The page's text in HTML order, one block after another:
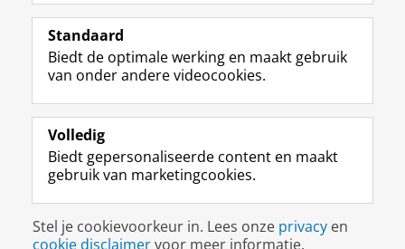
Volg de RUG
F
a
e
b
o
p
a
i
n
a
L
i
k
e
I
-
p
g
i
n
R
S
-
f
e
R
k
s
u
I
n
t
r
m
c
c
o
Y
o
T
e
k
a
a
Studiekiezers
Alumni
Over ons
Disclaimer & Copyright
Inloggen
Standaard
Biedt de optimale werking en maakt gebruik
van onder andere videocookies.
Volledig
Biedt gepersonaliseerde content en maakt
gebruik van marketingcookies.
Stel je cookievoorkeur in. Lees onze privacy en
cookie disclaimervoor meer informatie.